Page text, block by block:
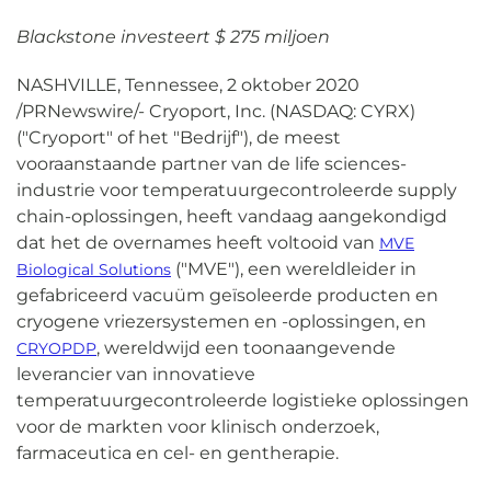
Blackstone investeert $ 275 miljoen
NASHVILLE, Tennessee, 2 oktober 2020
/PRNewswire/- Cryoport, Inc. (NASDAQ: CYRX)
("Cryoport" of het "Bedrijf"), de meest
vooraanstaande partner van de life sciences-
industrie voor temperatuurgecontroleerde supply
chain-oplossingen, heeft vandaag aangekondigd
dat het de overnames heeft voltooid van MVE
Biological Solutions ("MVE"), een wereldleider in
gefabriceerd vacuüm geïsoleerde producten en
cryogene vriezersystemen en -oplossingen, en
CRYOPDP, wereldwijd een toonaangevende
leverancier van innovatieve
temperatuurgecontroleerde logistieke oplossingen
voor de markten voor klinisch onderzoek,
farmaceutica en cel- en gentherapie.